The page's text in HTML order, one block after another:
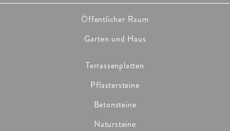
Öffentlicher Raum
Garten und Haus
Terrassenplatten
Pflastersteine
Betonsteine
Natursteine